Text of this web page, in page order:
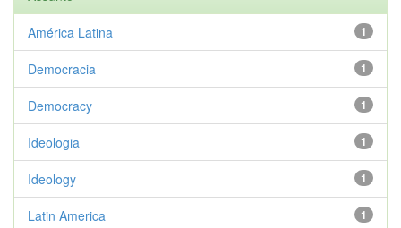
1
América Latina
1
Democracia
1
Democracy
1
Ideologia
1
Ideology
1
Latin America